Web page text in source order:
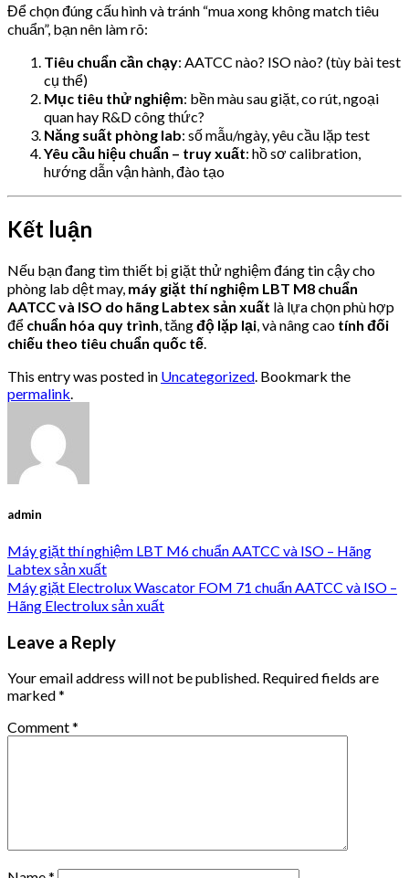
Để chọn đúng cấu hình và tránh “mua xong không match tiêu
chuẩn”, bạn nên làm rõ:
Tiêu chuẩn cần chạy: AATCC nào? ISO nào? (tùy bài test
cụ thể)
Mục tiêu thử nghiệm: bền màu sau giặt, co rút, ngoại
quan hay R&D công thức?
Năng suất phòng lab: số mẫu/ngày, yêu cầu lặp test
Yêu cầu hiệu chuẩn – truy xuất: hồ sơ calibration,
hướng dẫn vận hành, đào tạo
Kết luận
Nếu bạn đang tìm thiết bị giặt thử nghiệm đáng tin cậy cho
phòng lab dệt may, máy giặt thí nghiệm LBT M8 chuẩn
AATCC và ISO do hãng Labtex sản xuất là lựa chọn phù hợp
để chuẩn hóa quy trình , tăngđộ lặp lại , và nâng cao tính đối
chiếu theo tiêu chuẩn quốc tế
This entry was posted in Uncategorized . Bookmark the
permalink
admin
Máy giặt thí nghiệm LBT M6 chuẩn AATCC và ISO – Hãng
Labtex sản xuất
Máy giặt Electrolux Wascator FOM 71 chuẩn AATCC và ISO –
Hãng Electrolux sản xuất
Leave a Reply
Your email address will not be published. Required fields are
marked*
Comment*